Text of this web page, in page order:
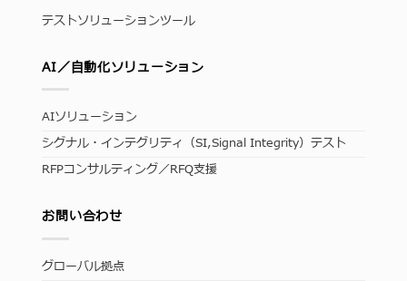
テストソリューションツール
AI／自動化ソリューション
AIソリューション
シグナル・インテグリティ（SI,Signal Integrity）テスト
RFPコンサルティング／RFQ支援
お問い合わせ
グローバル拠点